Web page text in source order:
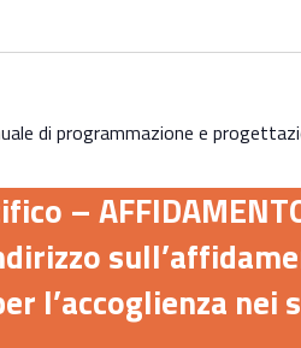
di programmazione e
–
l’accoglienza nei